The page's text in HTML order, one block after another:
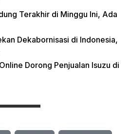
Terakhir di Minggu Ini, Ada
Dekabornisasi di Indonesia,
Dorong Penjualan Isuzu di